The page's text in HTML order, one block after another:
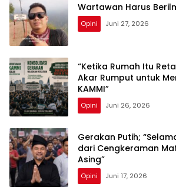
Wartawan Harus
Opini Juni 27, 2026
“Ketika Rumah Itu
Akar Rumput untuk
KAMMI”
Opini Juni 26, 2026
Gerakan Putih;
dari Cengkeraman
Asing”
Opini Juni 17, 2026